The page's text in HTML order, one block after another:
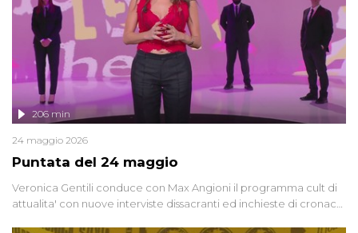
Puntata del 24 maggio
206 min
24 maggio 2026
Veronica Gentili conduce con Max Angioni il programma cult di
attualita' con nuove interviste dissacranti ed inchieste di cronaca